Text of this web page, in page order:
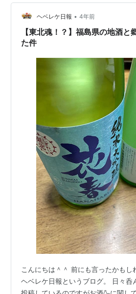
時間おいたらから食べられます。 日
来上がりました！ いりごまをかける
た感想 いか…
ヘベレケ日報 • 4年前
【東北魂！？】福島県の地酒と
た件
こんにちは＾＾ 前にも言ったかもし
ヘベレケ日報というブログ。 日々呑